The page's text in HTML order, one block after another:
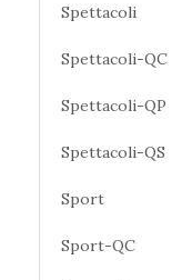
Spettacoli
Spettacoli-QC
Spettacoli-QP
Spettacoli-QS
Sport
Sport-QC